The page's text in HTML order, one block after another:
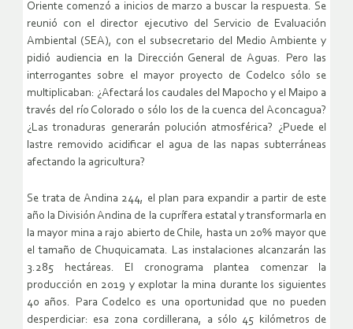
Oriente comenzó a inicios de marzo a buscar la respuesta. Se
reunió con el director ejecutivo del Servicio de Evaluación
Ambiental (SEA), con el subsecretario del Medio Ambiente y
pidió audiencia en la Dirección General de Aguas. Pero las
interrogantes sobre el mayor proyecto de Codelco sólo se
multiplicaban: ¿Afectará los caudales del Mapocho y el Maipo a
través del río Colorado o sólo los de la cuenca del Aconcagua?
¿Las tronaduras generarán polución atmosférica? ¿Puede el
lastre removido acidificar el agua de las napas subterráneas
afectando la agricultura?
Se trata de Andina 244, el plan para expandir a partir de este
año la División Andina de la cuprífera estatal y transformarla en
la mayor mina a rajo abierto de Chile, hasta un 20% mayor que
el tamaño de Chuquicamata. Las instalaciones alcanzarán las
3.285 hectáreas. El cronograma plantea comenzar la
producción en 2019 y explotar la mina durante los siguientes
40 años. Para Codelco es una oportunidad que no pueden
desperdiciar: esa zona cordillerana, a sólo 45 kilómetros de